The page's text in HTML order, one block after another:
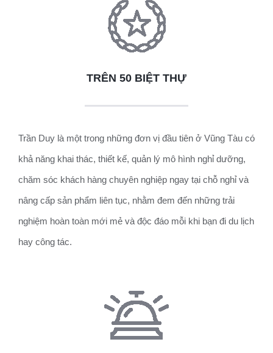
TRÊN 50 BIỆT THỰ
Trần Duy là một trong những đơn vị đầu tiên ở Vũng Tàu có
khả năng khai thác, thiết kế, quản lý mô hình nghỉ dưỡng,
chăm sóc khách hàng chuyên nghiệp ngay tại chỗ nghỉ và
nâng cấp sản phẩm liên tục, nhằm đem đến những trải
nghiệm hoàn toàn mới mẻ và độc đáo mỗi khi bạn đi du lịch
hay công tác.